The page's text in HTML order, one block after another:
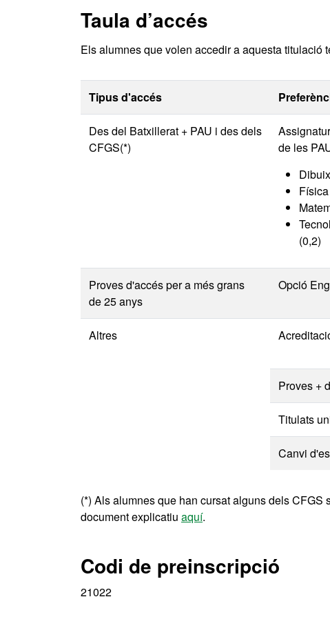
Taula d’accés
Els alumnes que volen accedir a aquesta titulació
Tipus d'accés
Des del Batxillerat + PAU i des dels
CFGS(*)
de les
(0,2)
Proves d'accés per a més grans
de 25 anys
Opció
Altres
Proves +
Titulats
Canvi
(*) Als alumnes que han cursat alguns dels
document explicatiu aquí.
Codi de preinscripció
21022